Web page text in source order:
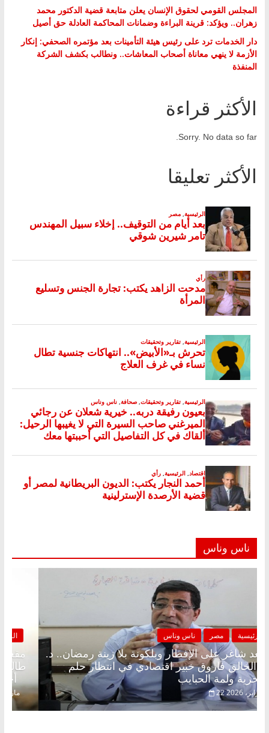
المجلس القومي لحقوق الإنسان يعلن متابعة قضية الدكتور محمد
زهران.. ويؤكد: قرينة البراءة وضمانات المحاكمة العادلة حق أصيل
دار الخدمات ترد على رئيس هيئة التأمينات بعد مؤتمره الصحفي: إنكار
الأزمة لا ينهي معاناة أصحاب المعاشات.. ونطالب بكشف الشركة
المنفذة
الأكثر قراءة
Sorry. No data so far.
الأكثر تعليقا
ناس وناس
الرئيسية مصر ناس وناس
مقعد شاغر على الإفطار وبلكونة بلا زينة رمضان.. د.
عبدالخالق فاروق خبير اقتصادي في انتظار حلم
الحرية ولمة الحبايب
22 فبراير، 2026